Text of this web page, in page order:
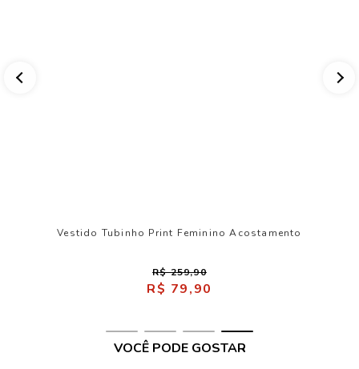
Vestido Tubinho Print Feminino Acostamento
R$ 259,90
R$ 79,90
VOCÊ PODE GOSTAR